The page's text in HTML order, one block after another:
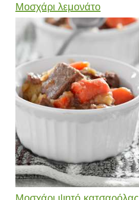
Μοσχάρι λεμονάτο